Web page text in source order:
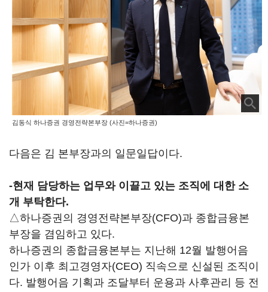
김동식 하나증권 경영전략본부장 (사진=하나증권)
다음은 김 본부장과의 일문일답이다.
-현재 담당하는 업무와 이끌고 있는 조직에 대한 소
개 부탁한다.
△하나증권의 경영전략본부장(CFO)과 종합금융본
부장을 겸임하고 있다.
하나증권의 종합금융본부는 지난해 12월 발행어음
인가 이후 최고경영자(CEO) 직속으로 신설된 조직이
다. 발행어음 기획과 조달부터 운용과 사후관리 등 전